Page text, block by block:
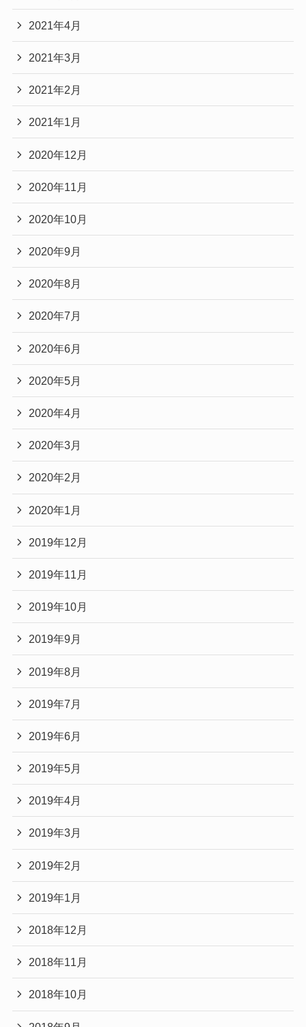
2021年4月
2021年3月
2021年2月
2021年1月
2020年12月
2020年11月
2020年10月
2020年9月
2020年8月
2020年7月
2020年6月
2020年5月
2020年4月
2020年3月
2020年2月
2020年1月
2019年12月
2019年11月
2019年10月
2019年9月
2019年8月
2019年7月
2019年6月
2019年5月
2019年4月
2019年3月
2019年2月
2019年1月
2018年12月
2018年11月
2018年10月